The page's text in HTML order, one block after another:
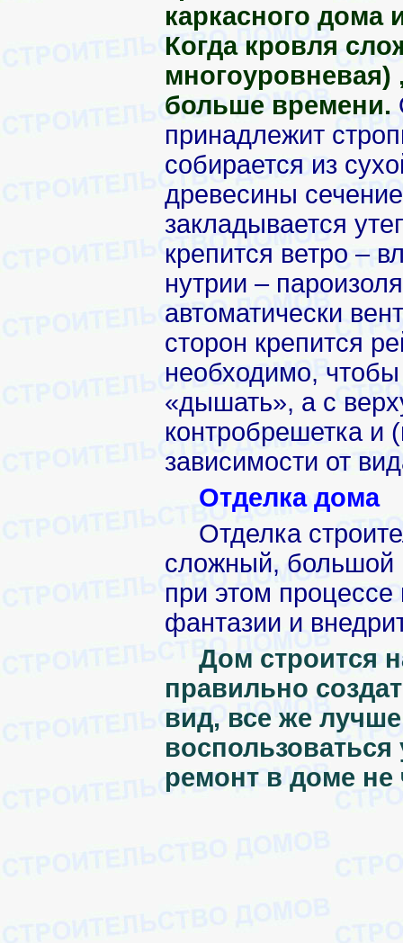
каркасного дома
Когда кровля
многоуровневая)
больше времени.
принадлежит
собирается из
древесины
закладывается
крепится ветро –
нутрии –
автоматически
сторон крепится
необходимо,
«дышать», а с
контробрешетка
зависимости от
Отделка дома
Отделка
сложный, большой
при этом
фантазии и
Дом строится
правильно
вид, все же
ремонт в доме не